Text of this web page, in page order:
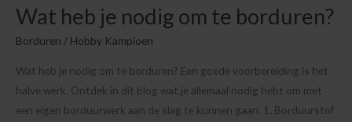
Wat heb je nodig om te borduren?
Borduren / Hobby Kampioen
Wat heb je nodig om te borduren? Een goede voorbereiding is het
halve werk. Ontdek in dit blog wat je allemaal nodig hebt om met
een eigen borduurwerk aan de slag te kunnen gaan. 1. Borduurstof
Wat
nodig
om
te